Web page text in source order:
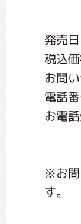
発売
税込
お問
電話
お電
※お問
す。
く
く